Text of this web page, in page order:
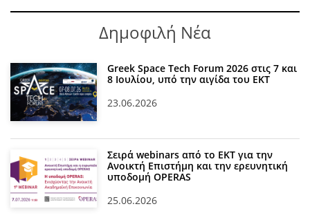
Δημοφιλή Νέα
Greek Space Tech Forum 2026 στις 7 και
8 Ιουλίου, υπό την αιγίδα του ΕΚΤ
23.06.2026
Σειρά webinars από το ΕΚΤ για την
Ανοικτή Επιστήμη και την ερευνητική
υποδομή OPERAS
25.06.2026